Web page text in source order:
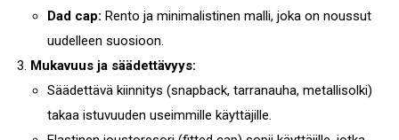
Dad cap: Rento ja minimalistinen malli, joka on noussut
uudelleen suosioon.
Mukavuus ja säädettävyys:
Säädettävä kiinnitys (snapback, tarranauha, metallisolki)
takaa istuvuuden useimmille käyttäjille.